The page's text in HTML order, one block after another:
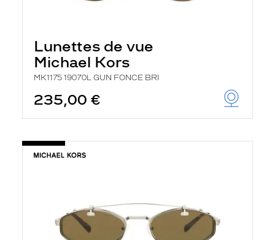
Lunettes de vue
Michael Kors
MK1175 19070L GUN FONCE BRI
235,00 €